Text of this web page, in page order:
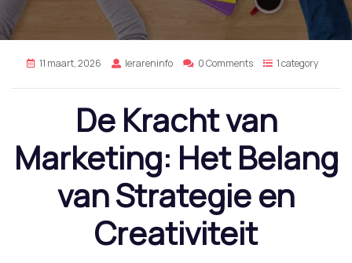
11 maart, 2026 lerareninfo 0 Comments 1 category
De Kracht van
Marketing: Het Belang
van Strategie en
Creativiteit